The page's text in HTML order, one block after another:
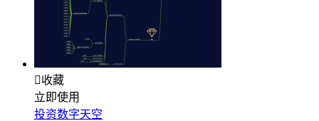
收藏
立即使用
投资数字天空